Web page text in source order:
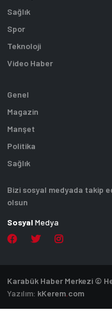
Sağlık
Spor
Teknoloji
Video Haber
Genel
Magazin
Manşet
Politika
Sağlık
Bizi sosyal medyada takip
olsun
Sosyal Medya
Karabük Haber Merkezi ©
Yazılım: kKerem.com